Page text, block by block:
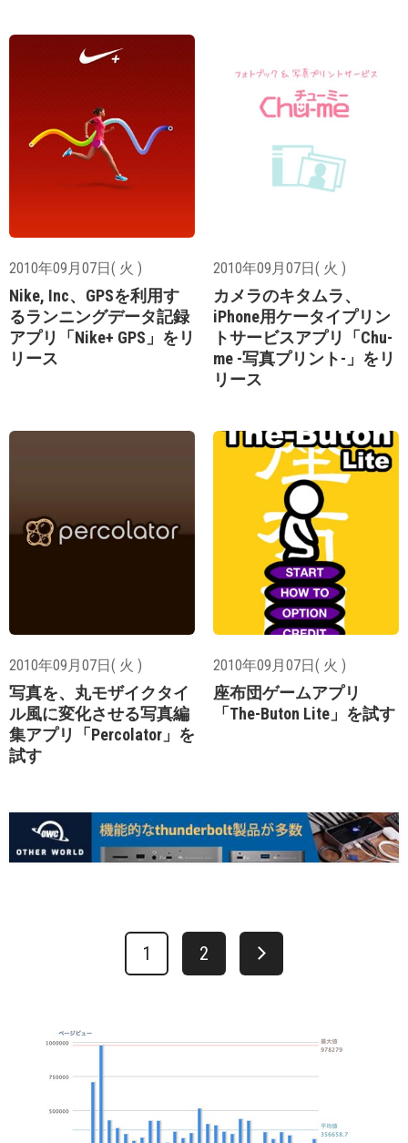
2010年09月07日( 火 )
Nike, Inc、GPSを利用す
るランニングデータ記録
アプリ「Nike+ GPS」をリ
リース
2010年09月07日( 火 )
カメラのキタムラ、
iPhone用ケータイプリン
トサービスアプリ「Chu-
me -写真プリント-」をリ
リース
2010年09月07日( 火 )
写真を、丸モザイクタイ
ル風に変化させる写真編
集アプリ「Percolator」を
試す
2010年09月07日( 火 )
座布団ゲームアプリ
「The-Buton Lite」を試す
1 2